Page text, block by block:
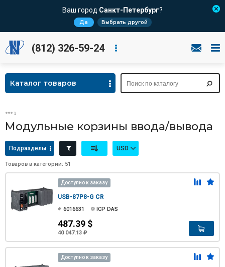
Ваш город Санкт-Петербург?
Да Выбрать другой
(812) 326-59-24
Каталог товаров
Модульные корзины ввода/вывода
Подразделы USD
Товаров в категории: 51
Доступно к заказу
USB-87P8-G CR
6016631 ICP DAS
487.39 $
40 047.13 ₽
Доступно к заказу